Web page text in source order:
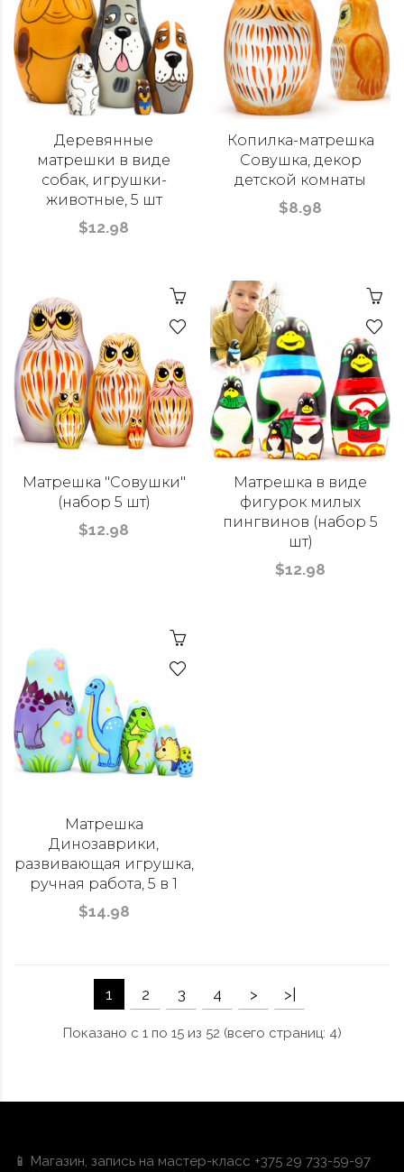
Деревянные
матрешки в виде
собак, игрушки-
животные, 5 шт
$12.98
Копилка-матрешка
Совушка, декор
детской комнаты
$8.98
Матрешка "Совушки"
(набор 5 шт)
$12.98
Матрешка в виде
фигурок милых
пингвинов (набор 5
шт)
$12.98
Матрешка
Динозаврики,
развивающая игрушка,
ручная работа, 5 в 1
$14.98
1 2 3 4 > >|
Показано с 1 по 15 из 52 (всего страниц: 4)
📱 Магазин, запись на мастер-класс +375 29 733-59-97